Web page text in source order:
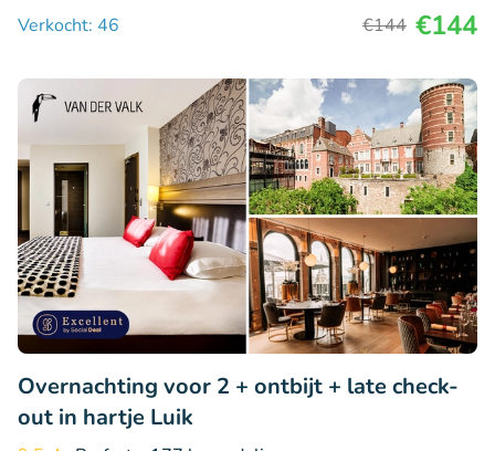
Verkocht: 46 €144 €144
Overnachting voor 2 + ontbijt + late check-
out in hartje Luik